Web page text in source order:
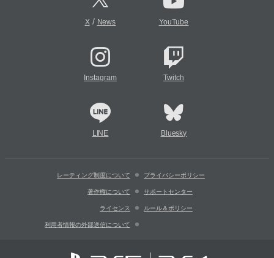
X/ News YouTube
Instagram Twitch
LINE Bluesky
レーティング制度について プライバシーポリシー
著作権について サポートセンター
ライセンス ルール＆ポリシー
利用者情報の外部送信について